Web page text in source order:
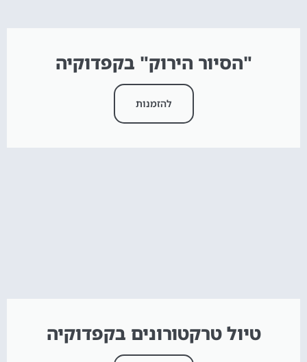
"הסיור הירוק" בקפדוקיה
להזמנות
טיול טרקטורונים בקפדוקיה